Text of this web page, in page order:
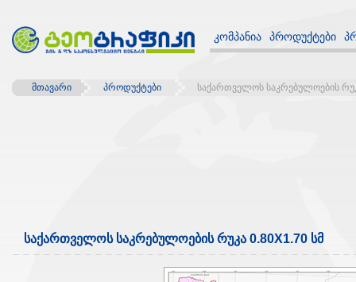
კომპანია პროდუქტები
მთავარი პროდუქტები საქართველოს საკრებულოების
საქართველოს საკრებულოების რუკა 0.80X1.70 სმ